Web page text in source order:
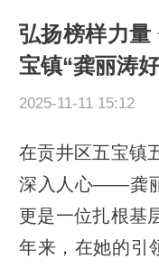
弘扬榜样力
宝镇“龚丽涛
2025-11-11 15:12
在贡井区五宝镇
深入人心——龚丽
更是一位扎根基
年来，在她的引